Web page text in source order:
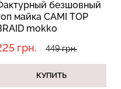
безшовный
CAMI TOP
mokko
449 грн.
КУПИТЬ